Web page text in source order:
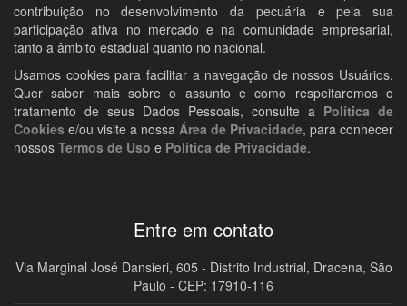
contribuição no desenvolvimento da pecuária e pela sua
participação ativa no mercado e na comunidade empresarial,
tanto a âmbito estadual quanto no nacional.
Usamos cookies para facilitar a navegação de nossos Usuários.
Quer saber mais sobre o assunto e como respeitaremos o
tratamento de seus Dados Pessoais, consulte a Política de
Cookies e/ou visite a nossa Área de Privacidade, para conhecer
nossos Termos de Uso e Política de Privacidade.
Entre em contato
Via Marginal José Dansieri, 605 - Distrito Industrial, Dracena, São
Paulo - CEP: 17910-116